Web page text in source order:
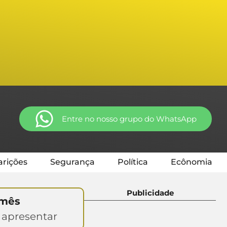
Entre no nosso grupo do WhatsApp
Segurança Política Ecônomia
Publicidade